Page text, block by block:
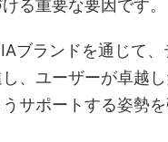
る重要な要因です。
ブランドを通じて
、ユーザーが卓越
サポートする姿勢